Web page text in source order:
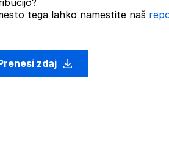
tega lahko namestite naš
zdaj